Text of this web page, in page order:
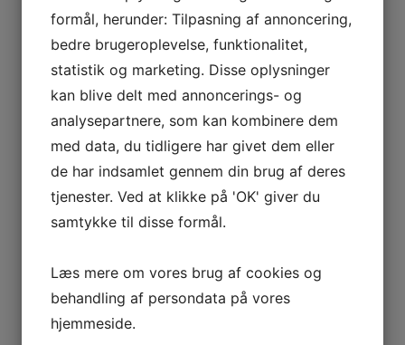
Bedemand med nærvær
13. oktober 2022
formål, herunder: Tilpasning af annoncering,
bedre brugeroplevelse, funktionalitet,
statistik og marketing. Disse oplysninger
kan blive delt med annoncerings- og
analysepartnere, som kan kombinere dem
med data, du tidligere har givet dem eller
de har indsamlet gennem din brug af deres
tjenester. Ved at klikke på 'OK' giver du
samtykke til disse formål.
Læs mere om vores brug af cookies og
behandling af persondata på vores
hjemmeside.